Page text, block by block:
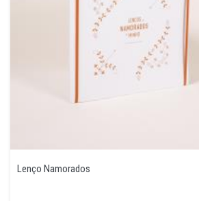
Lenço Namorados